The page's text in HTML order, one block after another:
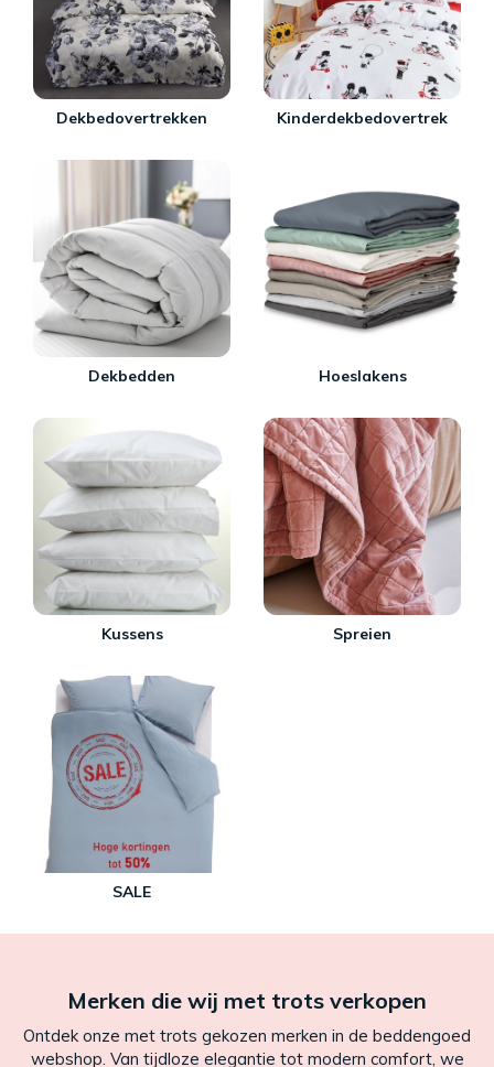
Dekbedovertrekken Kinderdekbedovertrek
Dekbedden Hoeslakens
Kussens Spreien
SALE
Merken die wij met trots verkopen
Ontdek onze met trots gekozen merken in de beddengoed
webshop. Van tijdloze elegantie tot modern comfort, we